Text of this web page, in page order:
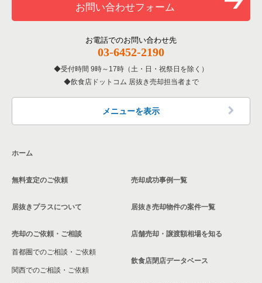
大阪府の寿司の居抜き売却物件の案件一覧
大阪府の鉄板焼き・お好み焼の居抜き売却物件の案件一覧
大阪府のアジア料理の居抜き売却物件の案件一覧
大阪府のカフェの居抜き売却物件の案件一覧
大阪府のお弁当・惣菜・デリの居抜き売却物件の案件一覧
大阪府のカラオケ・パブ・スナックの居抜き売却物件の案件一
大阪府の和食の居抜き売却物件の案件一覧
大阪市西区の鉄板焼き・お好み焼の居抜き売却物件の案件一覧
大阪市西区のカフェの居抜き売却物件の案件一覧
大阪市西区のバーの居抜き売却物件の案件一覧
大阪市西区の居酒屋・ダイニングバーの居抜き売却物件の案件
四ツ橋駅の焼肉の居抜き売却物件の案件一覧
四ツ橋駅のアジア料理の居抜き売却物件の案件一覧
四ツ橋駅のカフェの居抜き売却物件の案件一覧
四ツ橋駅のバーの居抜き売却物件の案件一覧
西大橋駅のアジア料理の居抜き売却物件の案件一覧
西大橋駅のバーの居抜き売却物件の案件一覧
西大橋駅の居酒屋・ダイニングバーの居抜き売却物件の案件一
お問い合わせフォーム
お電話でのお問い合わせ先
03-6452-2190
受付時間 9時～17時（土・日・祝祭日を除く）
飲食店ドットコム 居抜き売却担当者まで
メニューを表示
ホーム
無料査定のご依頼
居抜きプラスについて
売却のご依頼・ご相談
首都圏でのご相談・ご依頼
関西でのご相談・ご依頼
売却成功事例一覧
居抜き売却物件の案件一覧
店舗売却・譲渡額相場を知る
飲食店閉店データベース